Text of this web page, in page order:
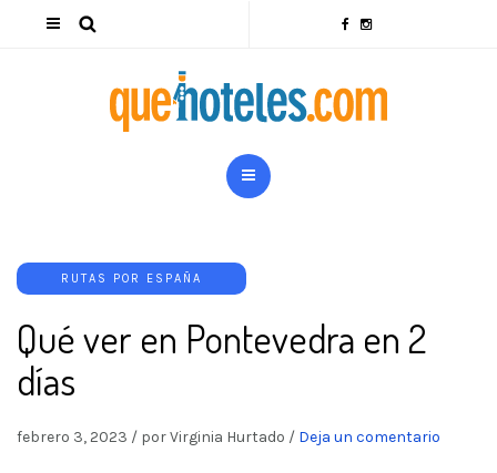
RUTAS POR ESPAÑA
Qué ver en Pontevedra en 2
días
febrero 3, 2023 / por Virginia Hurtado / Deja un comentario